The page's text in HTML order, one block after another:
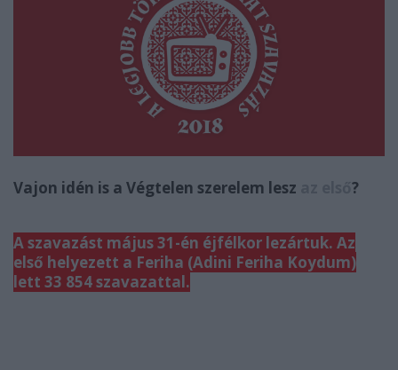
Vajon idén is a Végtelen szerelem lesz ?
A szavazást május 31-én éjfélkor lezártuk. Az
első helyezett a Feriha (Adini Feriha Koydum)
lett 33 854 szavazattal.